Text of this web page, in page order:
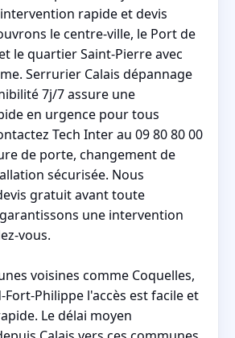
rapide et devis
le centre-ville, le Port de
le quartier Saint-Pierre avec
Serrurier Calais dépannage
7j/7 assure une
en urgence pour tous
Tech Inter au 09 80 80 00
de porte, changement de
sécurisée. Nous
gratuit avant toute
une intervention
vous.
voisines comme Coquelles,
Philippe l'accès est facile et
Le délai moyen